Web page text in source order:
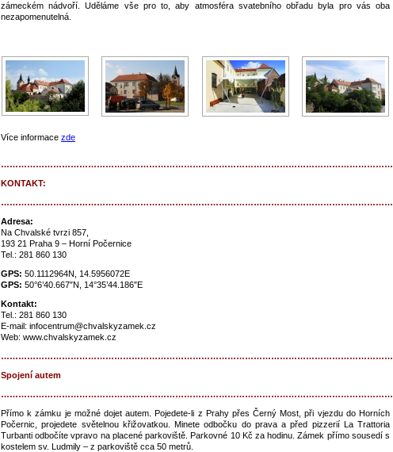
zámeckém nádvoří. Uděláme vše pro to, aby atmosféra svatebního obřadu byla pro vás oba
nezapomenutelná.
Více informace zde
………………………………………………………………………………………………………………………
KONTAKT:
………………………………………………………………………………………………………………………
Adresa:
Na Chvalské tvrzi 857,
193 21 Praha 9 – Horní Počernice
Tel.: 281 860 130
GPS: 50.1112964N, 14.5956072E
GPS: 50°6’40.667″N, 14°35’44.186″E
Kontakt:
Tel.: 281 860 130
E-mail: infocentrum@chvalskyzamek.cz
Web: www.chvalskyzamek.cz
………………………………………………………………………………………………………………………
Spojení autem
………………………………………………………………………………………………………………………
Přímo k zámku je možné dojet autem. Pojedete-li z Prahy přes Černý Most, při vjezdu do Horních
Počernic, projedete světelnou křižovatkou. Minete odbočku do prava a před pizzerií La Trattoria
Turbanti odbočíte vpravo na placené parkoviště. Parkovné 10 Kč za hodinu. Zámek přímo sousedí s
kostelem sv. Ludmily – z parkoviště cca 50 metrů.